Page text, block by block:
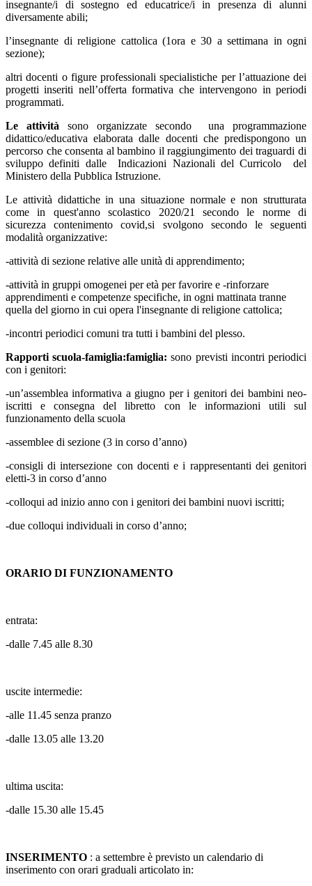
insegnante/i di sostegno ed educatrice/i in presenza di alunni
diversamente abili;
l’insegnante di religione cattolica (1ora e 30 a settimana in ogni
sezione);
altri docenti o figure professionali specialistiche per l’attuazione dei
progetti inseriti nell’offerta formativa che intervengono in periodi
programmati.
Le attività sono organizzate secondo una programmazione
didattico/educativa elaborata dalle docenti che predispongono un
percorso che consenta al bambino il raggiungimento dei traguardi di
sviluppo definiti dalle Indicazioni Nazionali del Curricolo del
Ministero della Pubblica Istruzione.
Le attività didattiche in una situazione normale e non strutturata
come in quest'anno scolastico 2020/21 secondo le norme di
sicurezza contenimento covid,si svolgono secondo le seguenti
modalità organizzative:
-attività di sezione relative alle unità di apprendimento;
-attività in gruppi omogenei per età per favorire e -rinforzare
apprendimenti e competenze specifiche, in ogni mattinata tranne
quella del giorno in cui opera l'insegnante di religione cattolica;
-incontri periodici comuni tra tutti i bambini del plesso.
Rapporti scuola-famiglia:famiglia: sono previsti incontri periodici
con i genitori:
-un’assemblea informativa a giugno per i genitori dei bambini neo-
iscritti e consegna del libretto con le informazioni utili sul
funzionamento della scuola
-assemblee di sezione (3 in corso d’anno)
-consigli di intersezione con docenti e i rappresentanti dei genitori
eletti-3 in corso d’anno
-colloqui ad inizio anno con i genitori dei bambini nuovi iscritti;
-due colloqui individuali in corso d’anno;
ORARIO DI FUNZIONAMENTO
entrata:
-dalle 7.45 alle 8.30
uscite intermedie:
-alle 11.45 senza pranzo
-dalle 13.05 alle 13.20
ultima uscita:
-dalle 15.30 alle 15.45
INSERIMENTO : a settembre è previsto un calendario di
inserimento con orari graduali articolato in: